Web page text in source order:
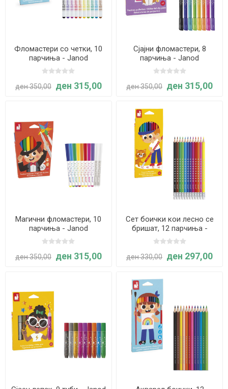
Фломастери со четки, 10
парчиња - Janod
ден 350,00 ден 315,00
Сјајни фломастери, 8
парчиња - Janod
ден 350,00 ден 315,00
Магични фломастери, 10
парчиња - Janod
ден 350,00 ден 315,00
Сет боички кои лесно се
бришат, 12 парчиња -
Janod
ден 330,00 ден 297,00